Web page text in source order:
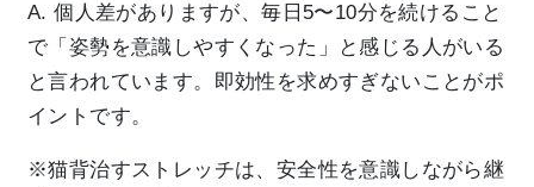
A. 個人差がありますが、毎日5〜10分を続けること
で「姿勢を意識しやすくなった」と感じる人がいる
と言われています。即効性を求めすぎないことがポ
イントです。
※猫背治すストレッチは、安全性を意識しながら継